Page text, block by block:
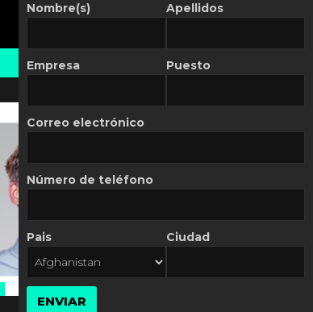
Automatización de las
REDACCIÓN LATAM
ES NOTICIA
Nombre(s)
Empresa
Apellidos
Puesto
Correo electrónico
Número de teléfono
Pais Ciudad
ENVIAR